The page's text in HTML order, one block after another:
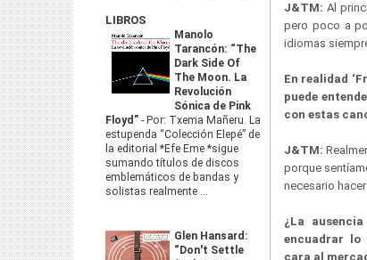
LIBROS
Manolo
Tarancón: “The
Dark Side Of
The Moon. La
Revolución
Sónica de Pink
Floyd” - Por: Txema Mañeru. La
estupenda “Colección Elepé” de
la editorial *Efe Eme *sigue
sumando títulos de discos
emblemáticos de bandas y
solistas realmente ...
Glen Hansard:
“Don't Settle
J&TM:Al
pero poco a
idiomas
En realidad
puede
con estas
J&TM:
porque
necesario
¿La
encuadrar lo
cara al